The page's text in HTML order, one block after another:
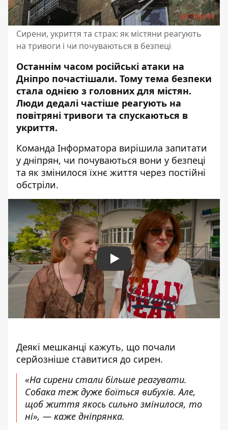
Сирени, укриття та страх: як містяни реагують
на тривоги і чи почуваються в безпеці
Останнім часом російські атаки на
Дніпро почастішали. Тому тема безпеки
стала однією з головних для містян.
Люди дедалі частіше реагують на
повітряні тривоги та спускаються в
укриття.
Команда Інформатора вирішила запитати
у дніпрян, чи почуваються вони у безпеці
та як змінилося їхнє життя через постійні
обстріли.
Play
Деякі мешканці кажуть, що почали
серйозніше ставитися до сирен.
«На сирени стали більше реагувати.
Собака теж дуже боїться вибухів. Але,
щоб життя якось сильно змінилося, то
ні», — каже дніпрянка.